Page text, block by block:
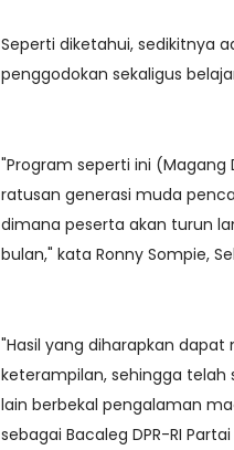
Seperti diketahui, sedikitnya
penggodokan sekaligus
"Program seperti ini
ratusan generasi muda
dimana peserta akan turun
bulan," kata Ronny Sompie,
"Hasil yang diharapkan
keterampilan, sehingga telah
lain berbekal pengalaman
sebagai Bacaleg DPR-RI